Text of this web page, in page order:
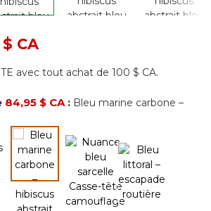
CA
avec tout achat de 100 $ CA.
84,95 $ CA : Bleu marine carbone –